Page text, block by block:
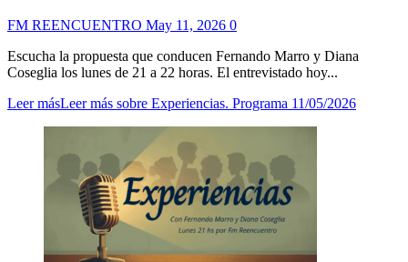
FM REENCUENTRO May 11, 2026 0
Escucha la propuesta que conducen Fernando Marro y Diana
Coseglia los lunes de 21 a 22 horas. El entrevistado hoy...
Leer másLeer más sobre Experiencias. Programa 11/05/2026